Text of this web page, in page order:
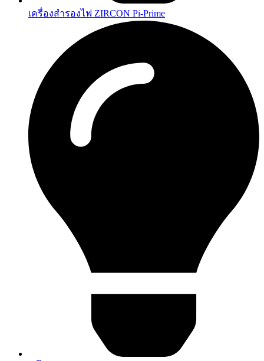
เครื่องสำรองไฟ ZIRCON Pi-Prime